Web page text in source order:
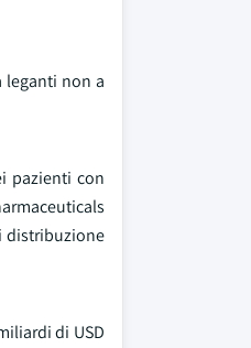
leganti non a
pazienti con
distribuzione
di USD